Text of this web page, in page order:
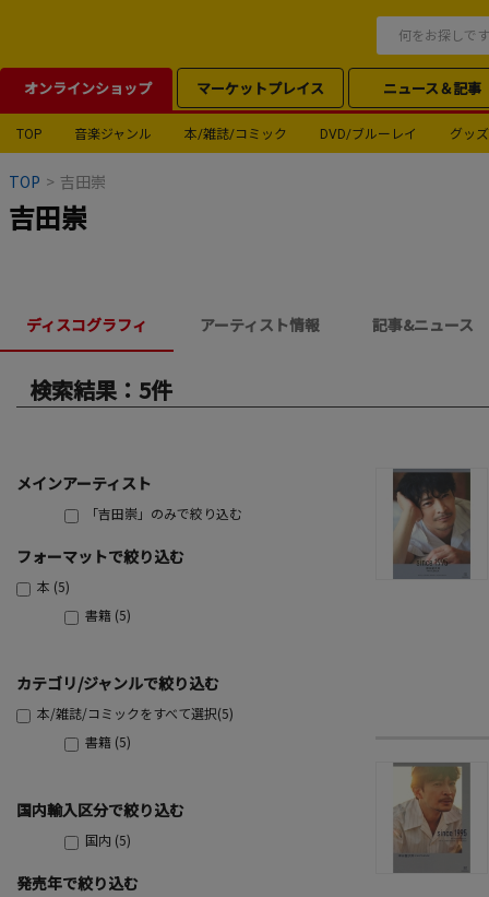
オンラインショップ マーケットプレイス ニュース＆記事
TOP 音楽ジャンル 本/雑誌/コミック DVD/ブルーレイ グッズ
TOP > 吉田崇
吉田崇
ディスコグラフィ アーティスト情報 記事&ニュース
検索結果：5件
メインアーティスト
「吉田崇」のみで絞り込む
フォーマットで絞り込む
本 (5)
書籍 (5)
カテゴリ/ジャンルで絞り込む
本/雑誌/コミックをすべて選択(5)
書籍 (5)
国内輸入区分で絞り込む
国内 (5)
発売年で絞り込む